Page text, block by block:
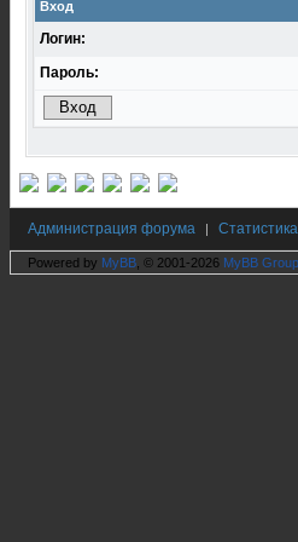
Вход
Логин:
Пароль:
Администрация форума |
Powered by MyBB , © 2001-2026 MyBB Group